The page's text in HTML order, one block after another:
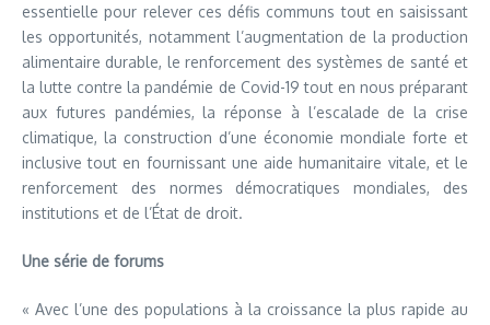
essentielle pour relever ces défis communs tout en saisissant
les opportunités, notamment l’augmentation de la production
alimentaire durable, le renforcement des systèmes de santé et
la lutte contre la pandémie de Covid-19 tout en nous préparant
aux futures pandémies, la réponse à l’escalade de la crise
climatique, la construction d’une économie mondiale forte et
inclusive tout en fournissant une aide humanitaire vitale, et le
renforcement des normes démocratiques mondiales, des
institutions et de l’État de droit.
Une série de forums
« Avec l’une des populations à la croissance la plus rapide au